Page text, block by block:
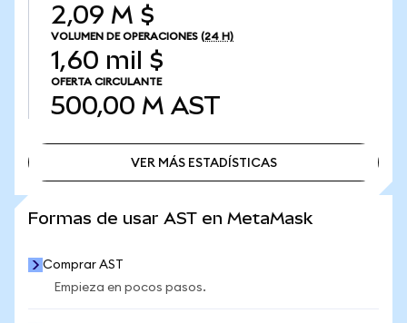
2,09 M $
VOLUMEN DE OPERACIONES (24 H)
1,60 mil $
OFERTA CIRCULANTE
500,00 M AST
VER MÁS ESTADÍSTICAS
Formas de usar AST en MetaMask
Comprar AST
Empieza en pocos pasos.